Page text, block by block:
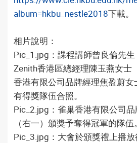
album=hkbu_nestle2018下載。
相片說明：
Pic_1.jpg：課程講師曾良倫先生
Zenith香港區總經理陳玉燕女士
香港有限公司品牌經理焦盈蔚
有得獎隊伍合照。
Pic_2.jpg：雀巢香港有限公司
（右一）頒獎予奪得冠軍的隊伍。
Pic_3.jpg：大會於頒獎禮上播